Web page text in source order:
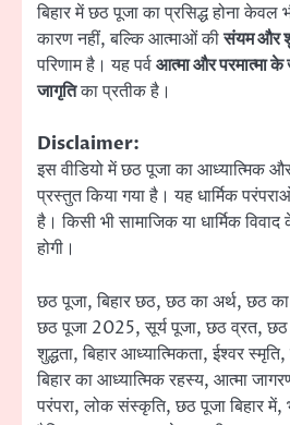
बिहार में छठ पूजा का प्रसिद्ध होना केवल
कारण नहीं, बल्कि आत्माओं कीसंयम और
परिणाम है। यह पर्वआत्मा और परमात्मा
जागृतिका प्रतीक है।
Disclaimer:
इस वीडियो में छठ पूजा का आध्यात्मिक
प्रस्तुत किया गया है। यह धार्मिक
है। किसी भी सामाजिक या धार्मिक
होगी।
छठ पूजा, बिहार छठ, छठ का अर्थ, छठ
छठ पूजा 2025, सूर्य पूजा, छठ व्रत,
शुद्धता, बिहार आध्यात्मिकता, ईश्वर
बिहार का आध्यात्मिक रहस्य, आत्मा
परंपरा, लोक संस्कृति, छठ पूजा बिहार